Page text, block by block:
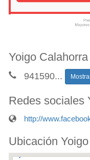
Yoigo
941590...
Redes sociales
http://
Ubicación